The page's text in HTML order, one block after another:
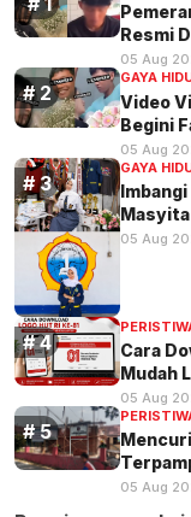
Resmi
05 Aug
GAYA
Video
Begini
05 Aug
GAYA
05 Aug
Cara
Mudah
05 Aug
05 Aug